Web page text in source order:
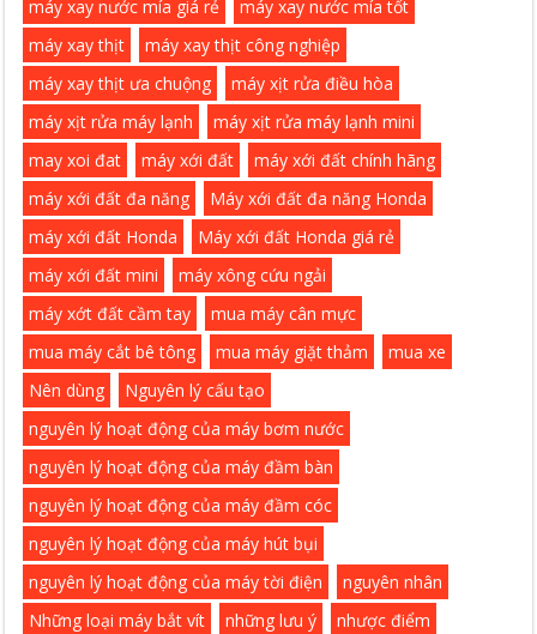
máy xay nước mía giá rẻ
máy xay nước mía tốt
máy xay thịt
máy xay thịt công nghiệp
máy xay thịt ưa chuộng
máy xịt rửa điều hòa
máy xịt rửa máy lạnh
máy xịt rửa máy lạnh mini
may xoi đat
máy xới đất
máy xới đất chính hãng
máy xới đất đa năng
Máy xới đất đa năng Honda
máy xới đất Honda
Máy xới đất Honda giá rẻ
máy xới đất mini
máy xông cứu ngải
máy xớt đất cầm tay
mua máy cân mực
mua máy cắt bê tông
mua máy giặt thảm
mua xe
Nên dùng
Nguyên lý cấu tạo
nguyên lý hoạt động của máy bơm nước
nguyên lý hoạt động của máy đầm bàn
nguyên lý hoạt động của máy đầm cóc
nguyên lý hoạt động của máy hút bụi
nguyên lý hoạt động của máy tời điện
nguyên nhân
Những loại máy bắt vít
những lưu ý
nhược điểm